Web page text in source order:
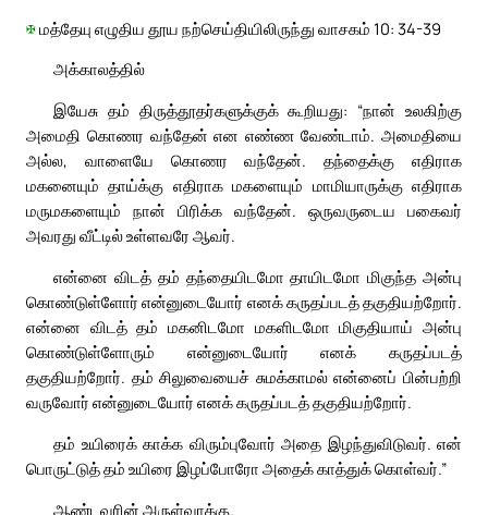
✠மத்தேயு எழுதிய தூய நற்செய்தியிலிருந்து வாசகம் 10: 34-39
அக்காலத்தில்
இயேசு தம் திருத்தூதர்களுக்குக் கூறியது: “நான் உலகிற்கு
அமைதி கொணர வந்தேன் என எண்ண வேண்டாம். அமைதியை
அல்ல, வாளையே கொணர வந்தேன். தந்தைக்கு எதிராக
மகனையும் தாய்க்கு எதிராக மகளையும் மாமியாருக்கு எதிராக
மருமகளையும் நான் பிரிக்க வந்தேன். ஒருவருடைய பகைவர்
அவரது வீட்டில் உள்ளவரே ஆவர்.
என்னை விடத் தம் தந்தையிடமோ தாயிடமோ மிகுந்த அன்பு
கொண்டுள்ளோர் என்னுடையோர் எனக் கருதப்படத் தகுதியற்றோர்.
என்னை விடத் தம் மகனிடமோ மகளிடமோ மிகுதியாய் அன்பு
கொண்டுள்ளோரும் என்னுடையோர் எனக் கருதப்படத்
தகுதியற்றோர். தம் சிலுவையைச் சுமக்காமல் என்னைப் பின்பற்றி
வருவோர் என்னுடையோர் எனக் கருதப்படத் தகுதியற்றோர்.
தம் உயிரைக் காக்க விரும்புவோர் அதை இழந்துவிடுவர். என்
பொருட்டுத் தம் உயிரை இழப்போரோ அதைக் காத்துக் கொள்வர்.”
ஆண்டவரின் அருள்வாக்கு.